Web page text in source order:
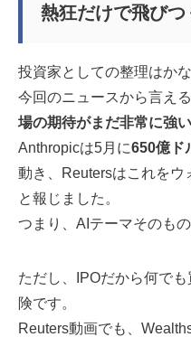
熱狂だけで飛びつ
投資家としての整理はか
今回のニュースから言え
場の期待がまだ非常に強い
Anthropicは5月に650億ド
動き、Reutersはこれをウ
と報じました。
つまり、AIテーマそのも
ただし、IPOだから何で
険です。
Reuters動画でも、